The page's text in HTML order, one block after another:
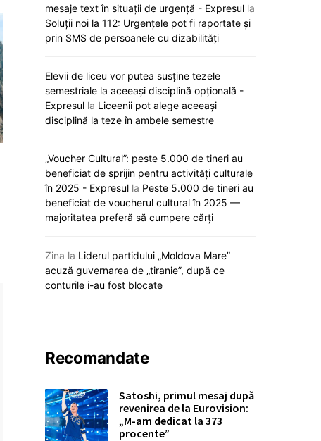
Finlanda rămâne cea mai fericită
țară din lume pentru al nouălea an
consecutiv
23 martie 2026
Record mondial în
5.000 de oameni
mare tricou de
mesaje text în situații de urgență - Expresul la
Soluții noi la 112: Urgențele pot fi raportate și
prin SMS de persoanele cu dizabilități
Elevii de liceu vor putea susține tezele
semestriale la aceeași disciplină opțională -
Expresul la Liceenii pot alege aceeași
disciplină la teze în ambele semestre
„Voucher Cultural”: peste 5.000 de tineri au
beneficiat de sprijin pentru activități culturale
în 2025 - Expresul la Peste 5.000 de tineri au
beneficiat de voucherul cultural în 2025 —
majoritatea preferă să cumpere cărți
Zina la Liderul partidului „Moldova Mare”
acuză guvernarea de „tiranie”, după ce
conturile i-au fost blocate
Recomandate
Satoshi, primul mesaj după
revenirea de la Eurovision:
„M-am dedicat la 373
procente”